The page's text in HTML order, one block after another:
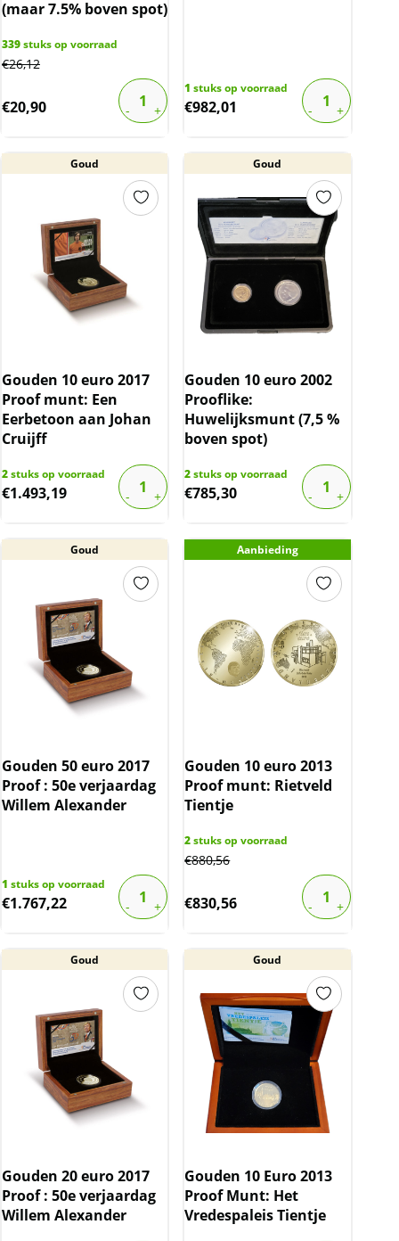
(maar 7.5% boven spot)
339stuks op voorraad
€26,12
€20,90
1 stuks op voorraad
€982,01
Goud
Gouden 10 euro 2017
Proof munt: Een
Eerbetoon aan Johan
Cruijff
2stuks op voorraad
€1.493,19
Goud
Gouden 10 euro 2002
Prooflike:
Huwelijksmunt (7,5 %
boven spot)
2stuks op voorraad
€785,30
Goud
Gouden 50 euro 2017
Proof : 50e verjaardag
Willem Alexander
1 stuks op voorraad
€1.767,22
Aanbieding
Gouden 10 euro 2013
Proof munt: Rietveld
Tientje
2stuks op voorraad
€880,56
€830,56
Goud
Gouden 20 euro 2017
Proof : 50e verjaardag
Willem Alexander
Goud
Gouden 10 Euro 2013
Proof Munt: Het
Vredespaleis Tientje